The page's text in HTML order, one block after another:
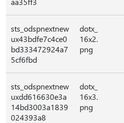
sts_odspnextnew
ux43bdfe7c4ce0
bd333472924a7
5cf6fbd
dotx_
16x2.
png
sts_odspnextnew
uxdd616630e3a
14bd3003a1839
024393a8
dotx_
16x3.
png